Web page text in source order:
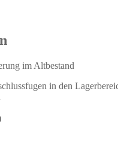
im Altbestand
in den